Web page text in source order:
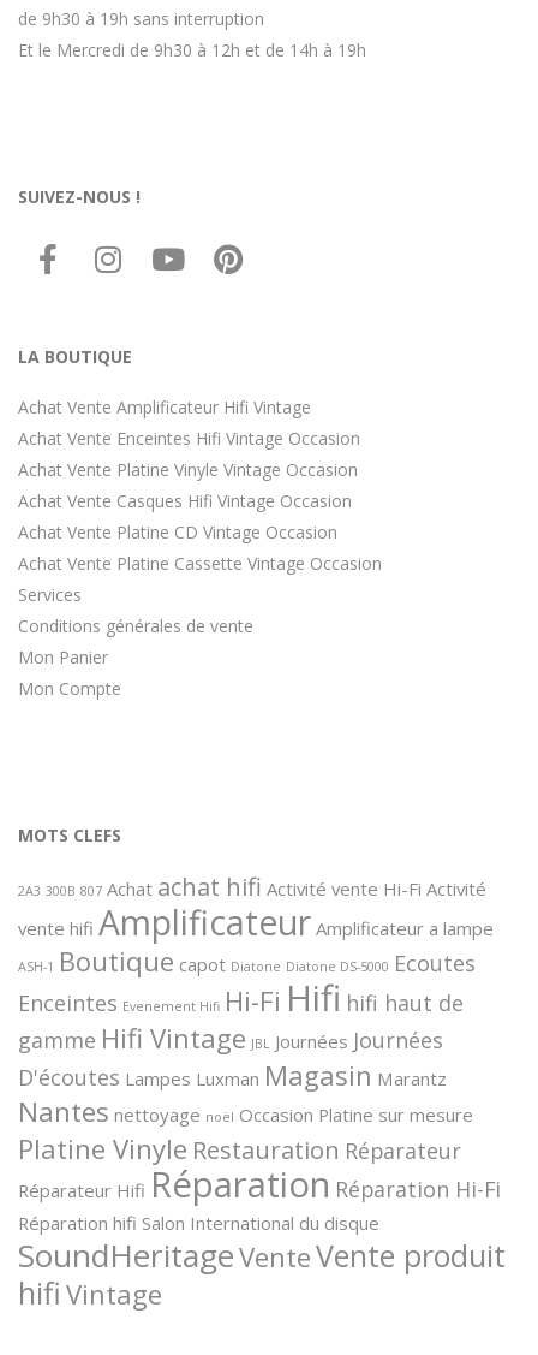
de 9h30 à 19h sans interruption
Et le Mercredi de 9h30 à 12h et de 14h à 19h
SUIVEZ-NOUS !
LA BOUTIQUE
Achat Vente Amplificateur Hifi Vintage
Achat Vente Enceintes Hifi Vintage Occasion
Achat Vente Platine Vinyle Vintage Occasion
Achat Vente Casques Hifi Vintage Occasion
Achat Vente Platine CD Vintage Occasion
Achat Vente Platine Cassette Vintage Occasion
Services
Conditions générales de vente
Mon Panier
Mon Compte
MOTS CLEFS
2A3 300B 807 Achat achat hifi Activité vente Hi-Fi Activité
vente hifi Amplificateur Amplificateur a lampe
ASH-1 Boutique capot Diatone Diatone DS-5000 Ecoutes
Enceintes Evenement Hifi Hi-Fi Hifi hifi haut de
gamme Hifi Vintage JBL Journées Journées
D'écoutes Lampes Luxman Magasin Marantz
Nantes nettoyage noël Occasion Platine sur mesure
Platine Vinyle Restauration Réparateur
Réparateur Hifi Réparation Réparation Hi-Fi
Réparation hifi Salon International du disque
SoundHeritageVenteVente produit
hifi Vintage